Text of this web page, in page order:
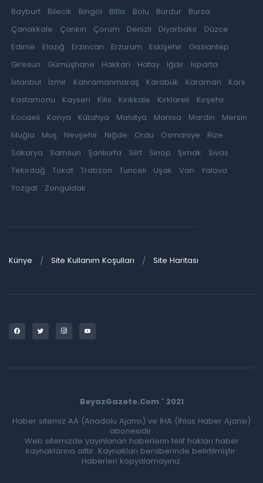
Bayburt
Bilecik Bingöl Bitlis Bolu Burdur
Bursa
Çanakkale
Çankırı Çorum Denizli Diyarbakır
Düzce
Edirne
Elazığ Erzincan Erzurum Eskişehir
Gaziantep
Giresun
Gümüşhane Hakkari Hatay Iğdır
Isparta
İstanbul
İzmir Kahramanmaraş Karabük Karaman
Kars
Kastamonu
Kayseri Kilis Kırıkkale Kırklareli
Kırşehir
Kocaeli
Konya Kütahya Malatya Manisa Mardin
Mersin
Muğla
Muş Nevşehir Niğde Ordu Osmaniye
Rize
Sakarya
Samsun Şanlıurfa Siirt Sinop Şırnak
Sivas
Tekirdağ
Tokat Trabzon Tunceli Uşak Van
Yalova
Yozgat
Zonguldak
Künye Site Kullanım Koşulları Site Haritası
BeyazGazete.Com ' 2021
Haber sitemiz AA (Anadolu Ajansı) ve İHA (İhlas Haber Ajansı)
abonesidir.
Web sitemizde yayınlanan haberlerin telif hakları haber
kaynaklarına aittir. Kaynakları beraberinde belirtilmiştir.
Haberleri kopyalamayınız.